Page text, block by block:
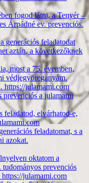
fogod látni, a Tenyér –
Árpádné ev. prevenciós.
generációs feladatodat
aztán, a következőknek
most a 75. évemben,
védjegyöreganyám.
https://julamami.com
prevenciós a julamami
feladatod, elvárhatod-e,
feladatomat, s a
azokat.
oktatom a
prevenciós
julamami.com